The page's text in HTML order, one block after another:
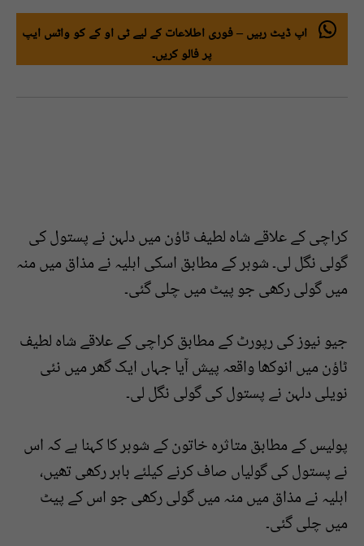
اپ ڈیٹ رہیں – فوری اطلاعات کے لیے ٹی او کے کو واٹس ایپ
پر فالو کریں۔
کراچی کے علاقے شاہ لطیف ٹاؤن میں دلہن نے پستول کی
گولی نگل لی۔ شوہر کے مطابق اسکی اہلیہ نے مذاق میں منہ
میں گولی رکھی جو پیٹ میں چلی گئی۔
جیو نیوز کی رپورٹ کے مطابق کراچی کے علاقے شاہ لطیف
ٹاؤن میں انوکھا واقعہ پیش آیا جہاں ایک گھر میں نئی
نویلی دلہن نے پستول کی گولی نگل لی۔
پولیس کے مطابق متاثرہ خاتون کے شوہر کا کہنا ہے کہ اس
نے پستول کی گولیاں صاف کرنے کیلئے باہر رکھی تھیں،
اہلیہ نے مذاق میں منہ میں گولی رکھی جو اس کے پیٹ
میں چلی گئی۔